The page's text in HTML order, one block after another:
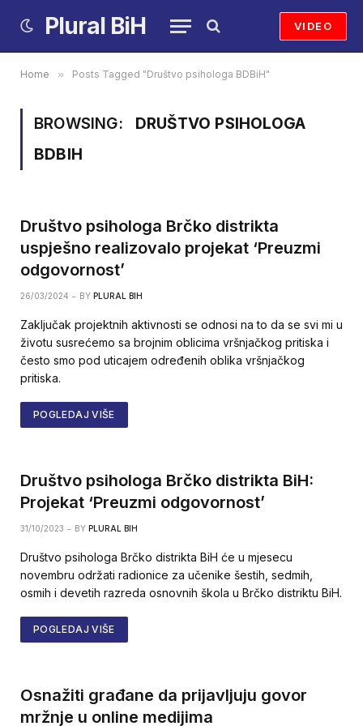
Plural BiH VIDEO
Home » Posts Tagged "Društvo psihologa BDBiH"
BROWSING:
DRUŠTVO PSIHOLOGA
BDBIH
Društvo psihologa Brčko distrikta
uspješno realizovalo projekat ‘Preuzmi
odgovornost’
26/03/2024 BY PLURAL BIH
Zaključak projektnih aktivnosti se odnosi na to da se svi mi u
životu susrećemo sa brojnim oblicima vršnjačkog pritiska i
često smo pod uticajem određenih oblika vršnjačkog
pritiska.
POGLEDAJ VIŠE
Društvo psihologa Brčko distrikta BiH:
Projekat ‘Preuzmi odgovornost’
31/10/2023 BY PLURAL BIH
Društvo psihologa Brčko distrikta BiH će u mjesecu
novembru održati radionice za učenike šestih, sedmih,
osmih i devetih razreda osnovnih škola u Brčko distriktu BiH.
POGLEDAJ VIŠE
Osnažiti građane da prijavljuju govor
mržnje u online medijima